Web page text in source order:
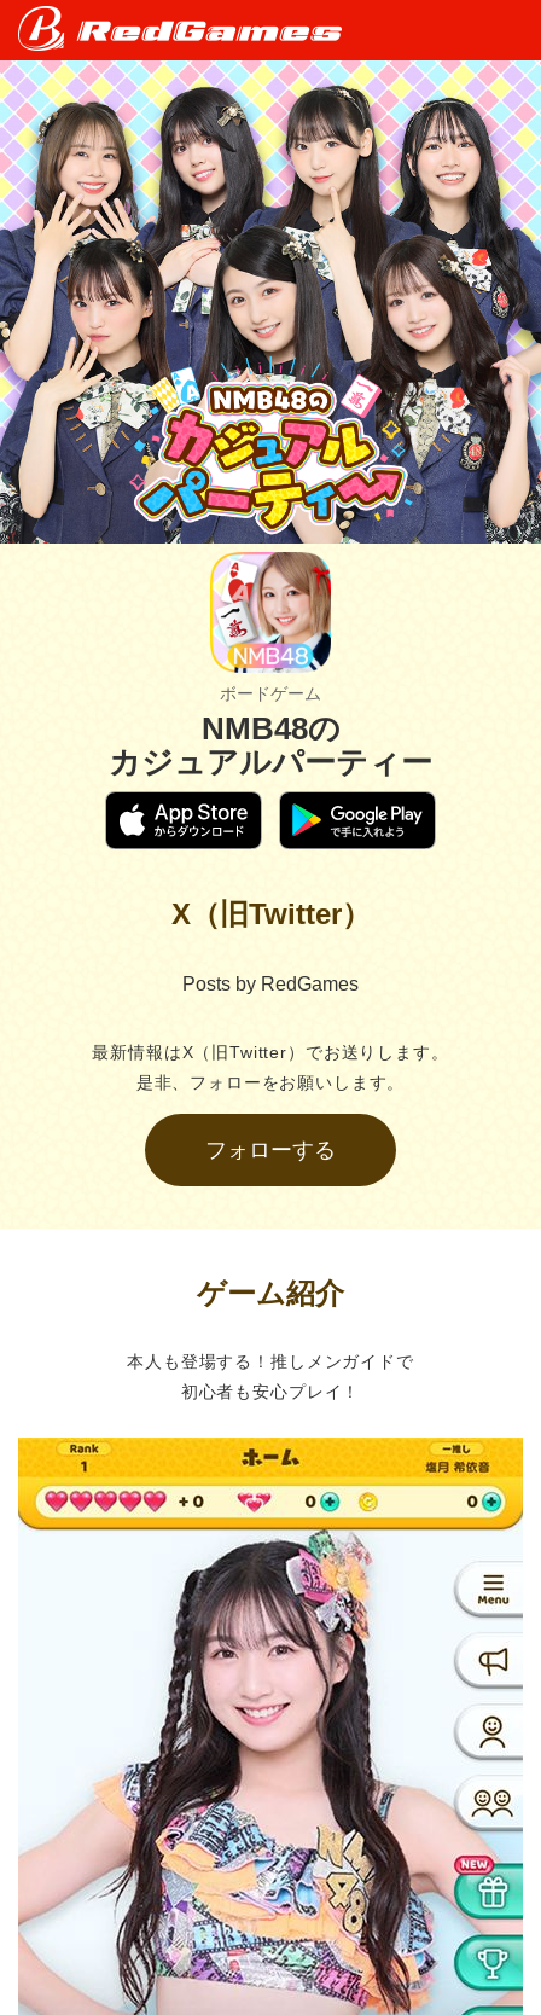
ボードゲーム
NMB48の
カジュアルパーティー
X（旧Twitter）
Posts by RedGames
最新情報はX（旧Twitter）でお送りします。
是非、フォローをお願いします。
フォローする
ゲーム紹介
本人も登場する！推しメンガイドで
初心者も安心プレイ！